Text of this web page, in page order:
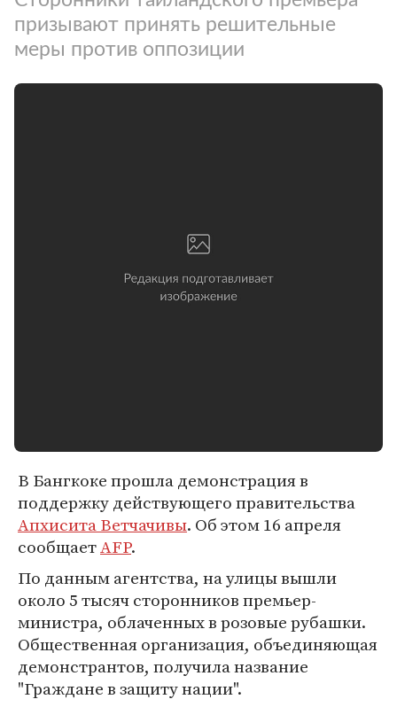
призывают принять решительные
меры против оппозиции
В Бангкоке прошла демонстрация в
поддержку действующего правительства
Апхисита Ветчачивы. Об этом 16 апреля
сообщаетAFP.
По данным агентства, на улицы вышли
около 5 тысяч сторонников премьер-
министра, облаченных в розовые рубашки.
Общественная организация, объединяющая
демонстрантов, получила название
"Граждане в защиту нации".